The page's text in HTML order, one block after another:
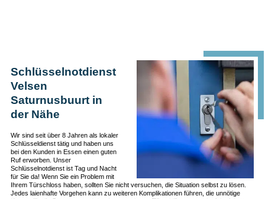
Schlüsselnotdienst
Velsen
Saturnusbuurt in
der Nähe
Wir sind seit über 8 Jahren als lokaler
Schlüsseldienst tätig und haben uns
bei den Kunden in Essen einen guten
Ruf erworben. Unser
Schlüsselnotdienst ist Tag und Nacht
für Sie da! Wenn Sie ein Problem mit
Ihrem Türschloss haben, sollten Sie nicht versuchen, die Situation selbst zu lösen.
Jedes laienhafte Vorgehen kann zu weiteren Komplikationen führen, die unnötige